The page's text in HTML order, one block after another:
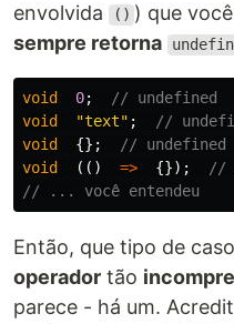
envolvida
() ) que
sempre retorna
void 0;
// undefined
void
"text" ;
//
void
{};
// undefined
void
(() => {});
//
// ... você entendeu
Então, que tipo de
operador tão
parece - há um.